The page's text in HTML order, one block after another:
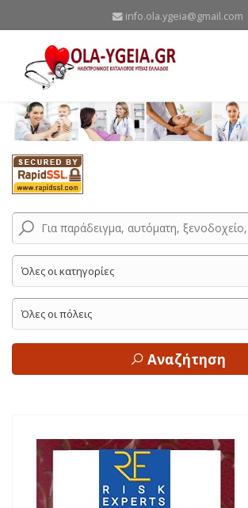
info.ola.ygeia@gmail.com
Αναζήτηση